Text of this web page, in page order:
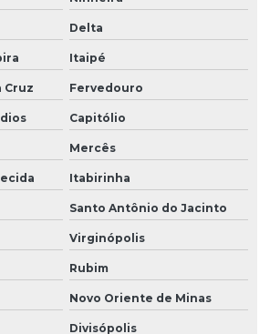
Delta
Itaipé
Cruz Fervedouro
Capitólio
Mercês
Itabirinha
Santo Antônio do Jacinto
Virginópolis
Rubim
Novo Oriente de Minas
Divisópolis